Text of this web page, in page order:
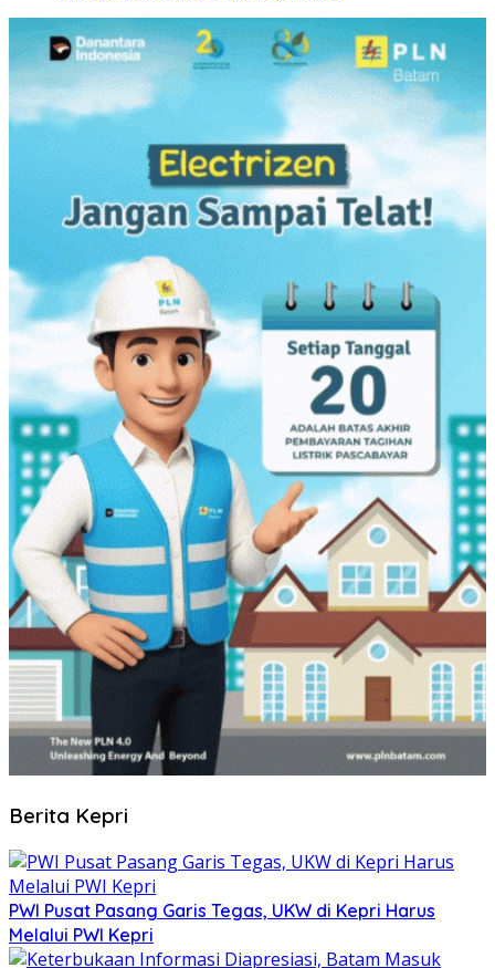
Berita Kepri
PWI Pusat Pasang Garis Tegas, UKW di Kepri Harus
Melalui PWI Kepri